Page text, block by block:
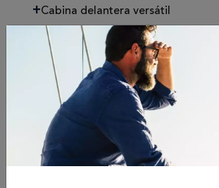
Cabina delantera versátil
Especificaciones
8.14 m / 26'8"